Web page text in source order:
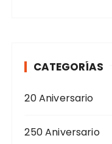
CATEGORÍAS
20 Aniversario
250 Aniversario